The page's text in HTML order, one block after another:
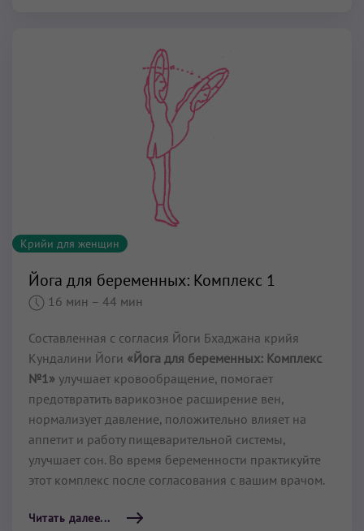
Крийи для женщин
Йога для беременных: Комплекс 1
16 мин – 44 мин
Составленная с согласия Йоги Бхаджана крийя
Кундалини Йоги «Йога для беременных: Комплекс
№1» улучшает кровообращение, помогает
предотвратить варикозное расширение вен,
нормализует давление, положительно влияет на
аппетит и работу пищеварительной системы,
улучшает сон. Во время беременности практикуйте
этот комплекс после согласования с вашим врачом.
Читать далее...